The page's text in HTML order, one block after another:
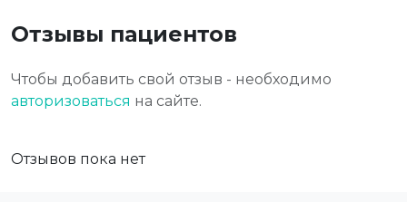
Отзывы пациентов
Чтобы добавить свой отзыв - необходимо
авторизоваться на сайте.
Отзывов пока нет